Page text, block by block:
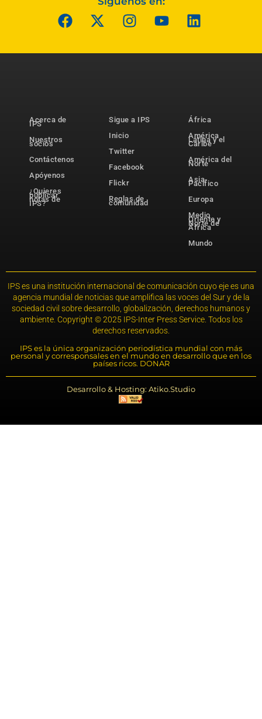
Acerca de
IPS
Nuestros
socios
Contáctenos
Apóyenos
¿Quieres
publicar
notas de
IPS?
Sigue a IPS
Inicio
Twitter
Facebook
Flickr
Reglas de
comunidad
África
América
Latina y el
Caribe
América del
Norte
Asia-
Pacífico
Europa
Medio
Oriente y
Norte de
África
Mundo
IPS es una institución internacional de comunicación cuyo eje es una
agencia mundial de noticias que amplifica las voces del Sur y de la
sociedad civil sobre desarrollo, globalización, derechos humanos y
ambiente. Copyright © 2025 IPS-Inter Press Service. Todos los
derechos reservados.
IPS es la única organización periodística mundial con más
personal y corresponsales en el mundo en desarrollo que en los
países ricos. DONAR
Desarrollo & Hosting: Atiko.Studio